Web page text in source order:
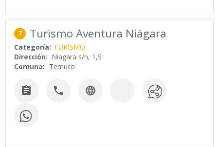
7 Turismo Aventura Niágara
Categoría: TURISMO
Dirección: Niagara s/n, 1,5
Comuna: Temuco
  